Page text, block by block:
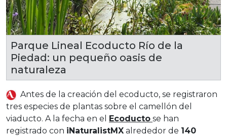
Parque Lineal Ecoducto Río de la
Piedad: un pequeño oasis de
naturaleza
Antes de la creación del ecoducto, se registraron
tres especies de plantas sobre el camellón del
viaducto. A la fecha en el Ecoducto se han
registrado con iNaturalistMX alrededor de 140